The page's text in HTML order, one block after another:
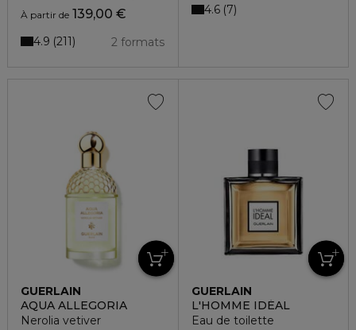
À partir de 139,00 €
2 formats
4.9 211
4.6 7
GUERLAIN
AQUA ALLEGORIA
Nerolia vetiver
GUERLAIN
L'HOMME IDÉAL
Eau de toilette